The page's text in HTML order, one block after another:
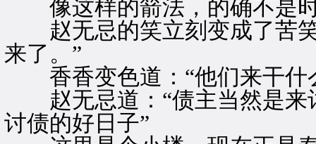
像这样的箭法，的确不是
赵无忌的笑立刻变成了苦笑
来了。”
香香变色道：“他们来干什
赵无忌道：“债主当然是来
讨债的好日子”